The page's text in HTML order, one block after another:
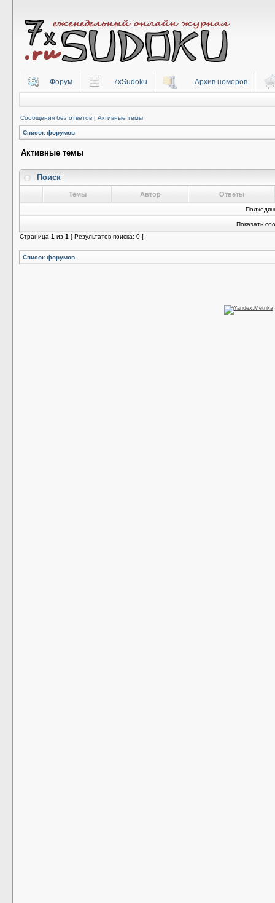
Форум 7xSudoku Архив номеров
Сообщения без ответов | Активные темы
Список форумов
Активные темы
Поиск
Темы Автор Ответы
Показать
Страница 1 из 1 [ Результатов поиска: 0 ]
Список форумов